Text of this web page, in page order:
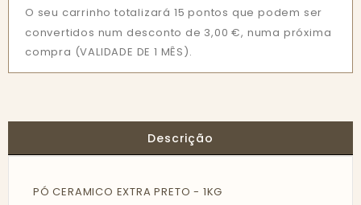
O seu carrinho totalizará 15 pontos que podem ser
convertidos num desconto de 3,00 €, numa próxima
compra (VALIDADE DE 1 MÊS).
Descrição
PÓ CERAMICO EXTRA PRETO - 1KG